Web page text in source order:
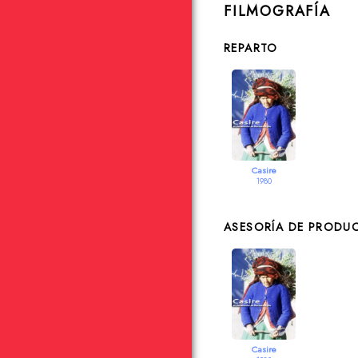
FILMOGRAFÍA
REPARTO
Casire
1980
ASESORÍA DE
Casire